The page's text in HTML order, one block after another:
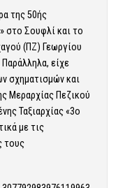
της 50ής
στο Σουφλί και το
(ΠΖ) Γεωργίου
είχε
σχηματισμών και
Μεραρχίας Πεζικού
Ταξιαρχίας «3ο
με τις
τους